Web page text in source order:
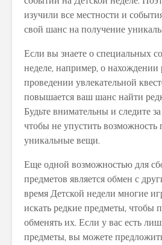
изучили все местности и
свой шанс на получение
Если вы знаете о специальных
неделе, например, о нахождении
проведении увлекательной
повышается ваш шанс найти
Будьте внимательны и следите
чтобы не упустить возможность
уникальные вещи.
Еще одной возможностью для
предметов является обмен с
время Детской недели многие
искать редкие предметы, чтобы
обменять их. Если у вас есть
предметы, вы можете